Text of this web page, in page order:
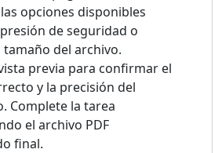
opciones disponibles
de seguridad o
tamaño del archivo.
previa para confirmar el
y la precisión del
Complete la tarea
el archivo PDF
final.